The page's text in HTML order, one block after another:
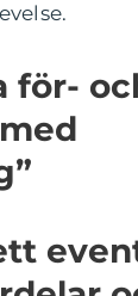
för-